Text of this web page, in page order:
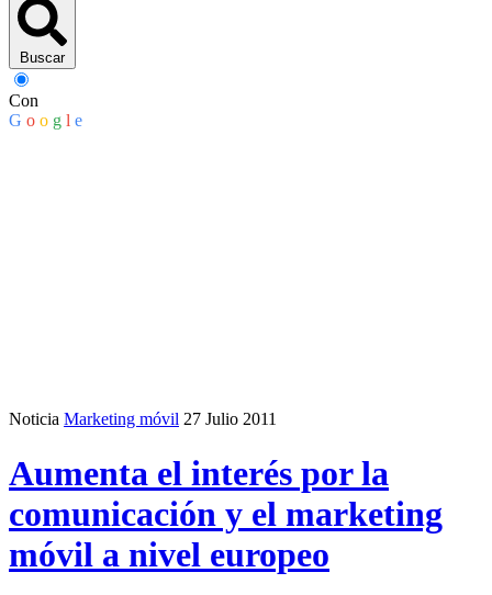
Buscar
Con
G o o g l e
Noticia Marketing móvil 27 Julio 2011
Aumenta el interés por la
comunicación y el marketing
móvil a nivel europeo